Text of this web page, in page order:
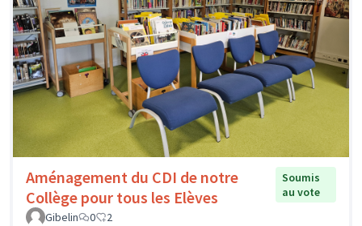
Aménagement du CDI de notre
Collège pour tous les Elèves
Soumis
au vote
Gibelin
0 2